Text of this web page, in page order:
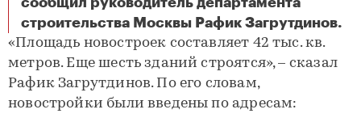
строительства Москвы Рафик Загрутдинов.
Пять новостроек для переселения по реновации ввели в районе Зюзино
«Площадь новостроек составляет 42 тыс. кв.
метров. Еще шесть зданий строятся», – сказал
Рафик Загрутдинов. По его словам,
новостройки были введены по адресам: